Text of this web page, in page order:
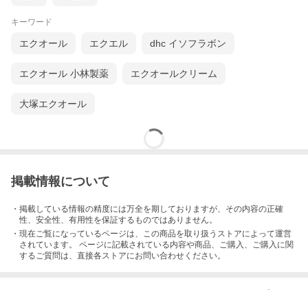
キーワード
エクオール エクエル dhc イソフラボン
エクオール 小林製薬 エクオールクリーム
大塚エクオール
掲載情報について
・掲載している情報の精度には万全を期しておりますが、その内容の正確
性、安全性、有用性を保証するものではありません。
・現在ご覧になっているページは、この商品を取り扱うストアによって運営
されています。 ページに記載されている内容や商品、ご購入 、ご購入に関
するご質問は、直接各ストアにお問い合わせください。